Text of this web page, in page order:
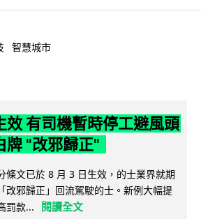
智慧城市
效 有司機暫時停工避風頭
牌 "改邪歸正"
條文已於 8 月 3 日生效，的士業界就期
改邪歸正」回流駕駛的士。新例大幅提
罰款...
閱讀全文